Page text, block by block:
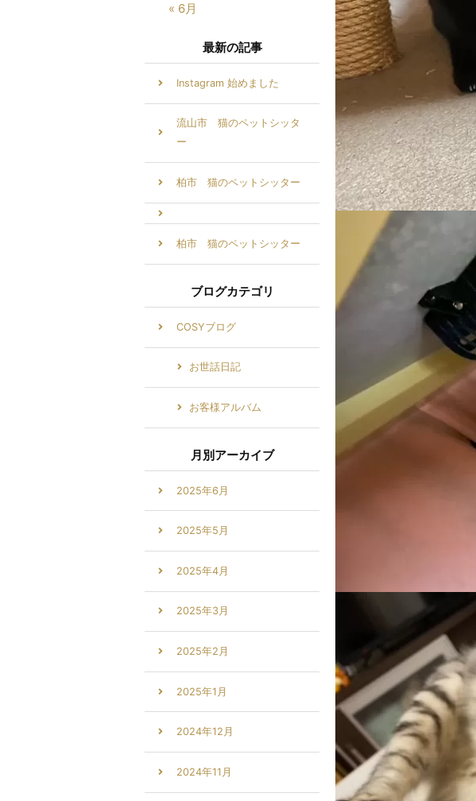
« 6月
最新の記事
Instagram 始めました
流山市 猫のペットシッタ
ー
柏市 猫のペットシッター
柏市 猫のペットシッター
ブログカテゴリ
COSYブログ
お世話日記
お客様アルバム
月別アーカイブ
2025年6月
2025年5月
2025年4月
2025年3月
2025年2月
2025年1月
2024年12月
2024年11月